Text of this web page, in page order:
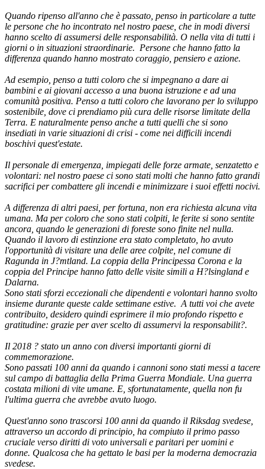
Quando ripenso all'anno che è passato, penso in particolare a tutte
le persone che ho incontrato nel nostro paese, che in modi diversi
hanno scelto di assumersi delle responsabilità. O nella vita di tutti i
giorni o in situazioni straordinarie. Persone che hanno fatto la
differenza quando hanno mostrato coraggio, pensiero e azione.
Ad esempio, penso a tutti coloro che si impegnano a dare ai
bambini e ai giovani accesso a una buona istruzione e ad una
comunità positiva. Penso a tutti coloro che lavorano per lo sviluppo
sostenibile, dove ci prendiamo più cura delle risorse limitate della
Terra. E naturalmente penso anche a tutti quelli che si sono
insediati in varie situazioni di crisi - come nei difficili incendi
boschivi quest'estate.
Il personale di emergenza, impiegati delle forze armate, senzatetto e
volontari: nel nostro paese ci sono stati molti che hanno fatto grandi
sacrifici per combattere gli incendi e minimizzare i suoi effetti nocivi.
A differenza di altri paesi, per fortuna, non era richiesta alcuna vita
umana. Ma per coloro che sono stati colpiti, le ferite si sono sentite
ancora, quando le generazioni di foreste sono finite nel nulla.
Quando il lavoro di estinzione era stato completato, ho avuto
l'opportunità di visitare una delle aree colpite, nel comune di
Ragunda in J?mtland. La coppia della Principessa Corona e la
coppia del Principe hanno fatto delle visite simili a H?lsingland e
Dalarna.
Sono stati sforzi eccezionali che dipendenti e volontari hanno svolto
insieme durante queste calde settimane estive. A tutti voi che avete
contribuito, desidero quindi esprimere il mio profondo rispetto e
gratitudine: grazie per aver scelto di assumervi la responsabilit?.
Il 2018 ? stato un anno con diversi importanti giorni di
commemorazione.
Sono passati 100 anni da quando i cannoni sono stati messi a tacere
sul campo di battaglia della Prima Guerra Mondiale. Una guerra
costata milioni di vite umane. E, sfortunatamente, quella non fu
l'ultima guerra che avrebbe avuto luogo.
Quest'anno sono trascorsi 100 anni da quando il Riksdag svedese,
attraverso un accordo di principio, ha compiuto il primo passo
cruciale verso diritti di voto universali e paritari per uomini e
donne. Qualcosa che ha gettato le basi per la moderna democrazia
svedese.